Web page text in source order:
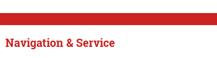
Navigation & Service